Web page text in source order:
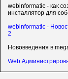
webinformatic - как
инсталлятор для
webinformatic -
2
Нововведения в
Web